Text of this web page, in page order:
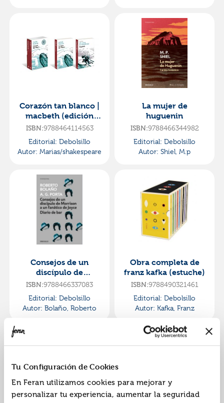
Tu Configuración de Cookies
En Feran utilizamos cookies para mejorar y
personalizar tu experiencia, aumentar la seguridad
Corazón tan blanco |
macbeth (edición
conmemorativa en
ISBN:9788464114563
Editorial: Debolsillo
Autor: Marias/shakespeare
La mujer de
huguenin
ISBN:9788466344982
Editorial: Debolsillo
Autor: Shiel, M.p
Consejos de un
discípulo de
morrison a un
diario de bar
ISBN:9788466337083
Editorial: Debolsillo
Autor: Bolaño, Roberto
Obra completa de
franz kafka (estuche)
ISBN:9788490321461
Editorial: Debolsillo
Autor: Kafka, Franz